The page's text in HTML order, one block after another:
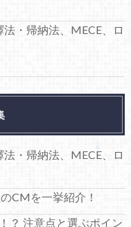
法・帰納法、MECE、ロ
法・帰納法、MECE、ロ
CMを一挙紹介！
？ 注意点と選ぶポイン